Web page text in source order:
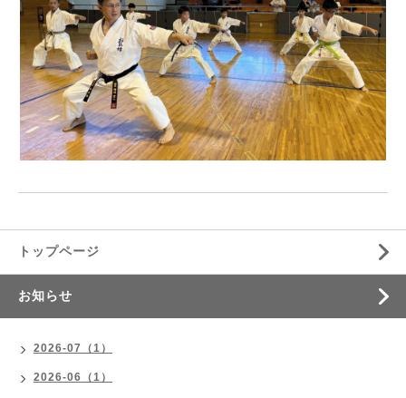
トップページ
お知らせ
2026-07（1）
2026-06（1）